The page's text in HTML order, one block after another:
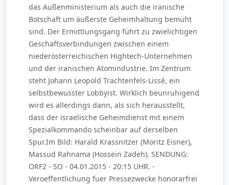
das Außenministerium als auch die iranische
Botschaft um äußerste Geheimhaltung bemüht
sind. Der Ermittlungsgang führt zu zwielichtigen
Geschäftsverbindungen zwischen einem
niederösterreichischen Hightech-Unternehmen
und der iranischen Atomindustrie. Im Zentrum
steht Johann Leopold Trachtenfels-Lissé, ein
selbstbewusster Lobbyist. Wirklich beunruhigend
wird es allerdings dann, als sich herausstellt,
dass der israelische Geheimdienst mit einem
Spezialkommando scheinbar auf derselben
Spur.Im Bild: Harald Krassnitzer (Moritz Eisner),
Massud Rahnama (Hossein Zadeh). SENDUNG:
ORF2 - SO - 04.01.2015 - 20:15 UHR. -
Veroeffentlichung fuer Pressezwecke honorarfrei